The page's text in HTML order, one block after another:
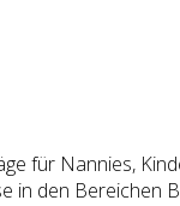
für Nannies,
in den